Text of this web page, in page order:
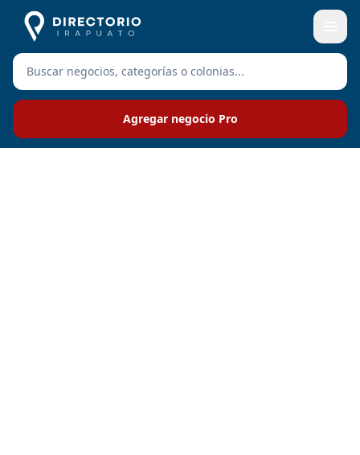
Agregar negocio Pro